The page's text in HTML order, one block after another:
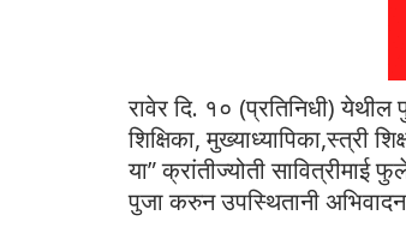
रावेर दि. १० (प्रतिनिधी)
शिक्षिका, मुख्याध्यापिका,स्त्री
या” क्रांतीज्योती सावित्रीमाई
पुजा करुन उपस्थितानी